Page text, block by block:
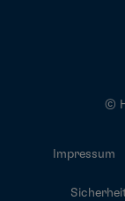
©
Impressum